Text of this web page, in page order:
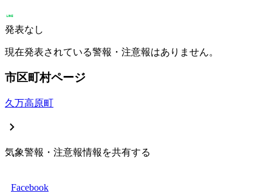
発表なし
現在発表されている警報・注意報はありません。
市区町村ページ
久万高原町
気象警報・注意報情報を共有する
Facebook